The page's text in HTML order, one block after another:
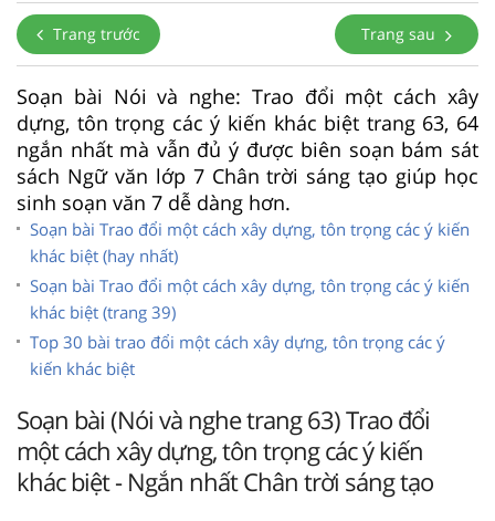
Trang trước Trang sau
Soạn bài Nói và nghe: Trao đổi một cách xây
dựng, tôn trọng các ý kiến khác biệt trang 63, 64
ngắn nhất mà vẫn đủ ý được biên soạn bám sát
sách Ngữ văn lớp 7 Chân trời sáng tạo giúp học
sinh soạn văn 7 dễ dàng hơn.
Soạn bài Trao đổi một cách xây dựng, tôn trọng các ý kiến
khác biệt (hay nhất)
Soạn bài Trao đổi một cách xây dựng, tôn trọng các ý kiến
khác biệt (trang 39)
Top 30 bài trao đổi một cách xây dựng, tôn trọng các ý
kiến khác biệt
Soạn bài (Nói và nghe trang 63) Trao đổi
một cách xây dựng, tôn trọng các ý kiến
khác biệt - Ngắn nhất Chân trời sáng tạo